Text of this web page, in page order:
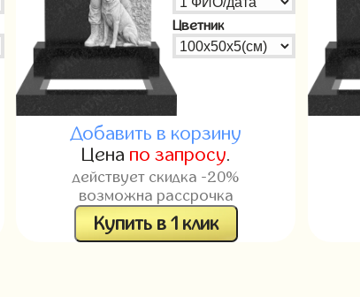
Цветник
Добавить в корзину
Цена по запросу.
действует скидка -20%
возможна рассрочка
Купить в 1 клик